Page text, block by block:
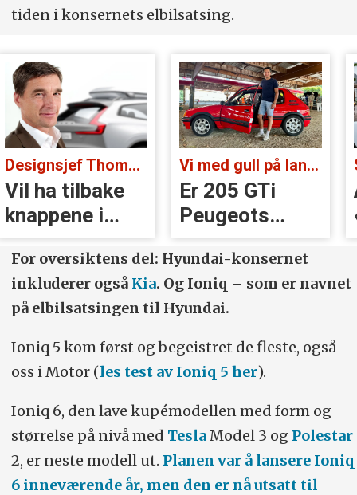
tiden i konsernets elbilsatsing.
Designsjef Thomas Ingenlath:
Vil ha tilbake
knappene i
Volvoer
Vi med gull på landsbygda:
Er 205 GTi
Peugeots
beste
øyeblikk?
For oversiktens del: Hyundai-konsernet
inkluderer også Kia. Og Ioniq – som er navnet
på elbilsatsingen til Hyundai.
Ioniq 5 kom først og begeistret de fleste, også
oss i Motor (les test av Ioniq 5 her).
Ioniq 6, den lave kupémodellen med form og
størrelse på nivå med TeslaModel 3 og Polestar
2, er neste modell ut. Planen var å lansere Ioniq
6 inneværende år, men den er nå utsatt til